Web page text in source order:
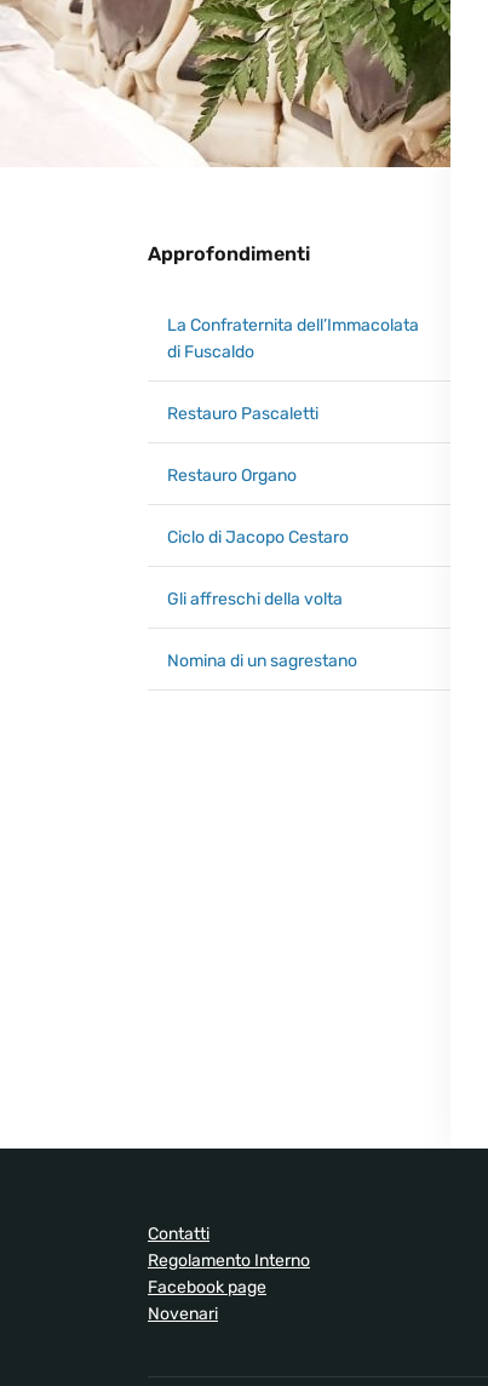
Approfondimenti
La Confraternita dell’Immacolata
di Fuscaldo
Restauro Pascaletti
Restauro Organo
Ciclo di Jacopo Cestaro
Gli affreschi della volta
Nomina di un sagrestano
Contatti
Regolamento Interno
Facebook page
Novenari